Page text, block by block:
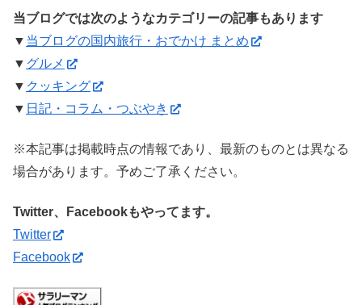
当ブログでは次のようなカテゴリーの記事もあります
▼ 当ブログの国内旅行・おでかけ まとめ
▼ グルメ
▼ クッキング
▼ 日記・コラム・つぶやき
※本記事は掲載時点の情報であり、最新のものとは異なる
場合があります。予めご了承ください。
Twitter、Facebookもやってます。
Twitter
Facebook